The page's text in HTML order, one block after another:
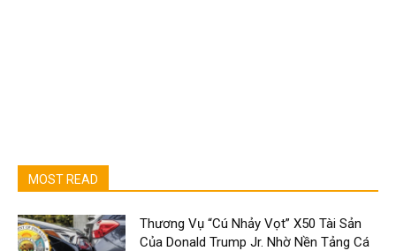
MOST READ
Thương Vụ “Cú Nhảy Vọt” X50 Tài Sản
Của Donald Trump Jr. Nhờ Nền Tảng Cá